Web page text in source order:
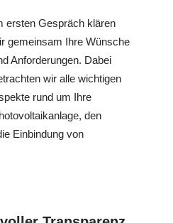
ersten Gespräch klären
gemeinsam Ihre Wünsche
Anforderungen. Dabei
wir alle wichtigen
rund um Ihre
den
Einbindung von